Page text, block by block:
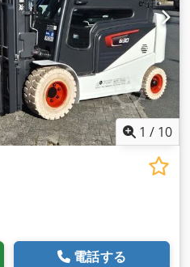
1 / 10
電話する